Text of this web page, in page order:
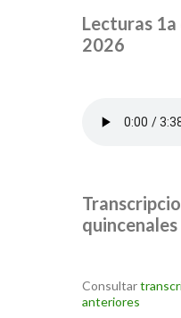
Lecturas
2026
quincenales
Consultar
anteriores